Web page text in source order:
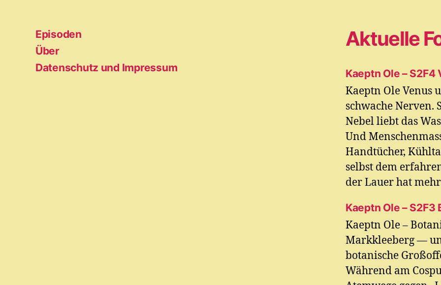
Episoden
Über
Datenschutz und Impressum
Aktuelle
Kaeptn Ole –
Kaeptn Ole Venus
schwache Nerven.
Nebel liebt das
Und
Handtücher,
selbst dem
der Lauer hat
Kaeptn Ole –
Kaeptn Ole –
Markkleeberg —
botanische
Während am